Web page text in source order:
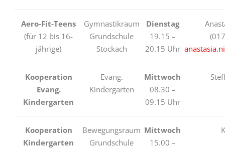
Aero-Fit-Teens
(für 12 bis 16-
jährige)
Gymnastikraum
Grundschule
Stockach
Dienstag
19.15 –
20.15 Uhr
Kooperation
Evang.
Kindergarten
Evang.
Kindergarten
Mittwoch
08.30 –
09.15 Uhr
Kooperation
Kindergarten
Bewegungsraum
Grundschule
Mittwoch
15.00 –